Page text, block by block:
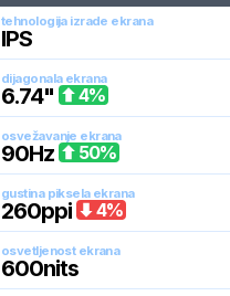
tehnologija izrade ekrana
IPS
dijagonala ekrana
6.74" 4%
osvežavanje ekrana
90Hz 50%
gustina piksela ekrana
260ppi 4%
osvetljenost ekrana
600nits